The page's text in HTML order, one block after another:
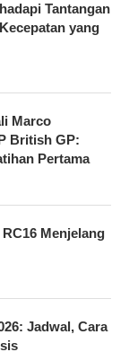
Tantangan
yang
Marco
British GP:
Pertama
Menjelang
Jadwal, Cara